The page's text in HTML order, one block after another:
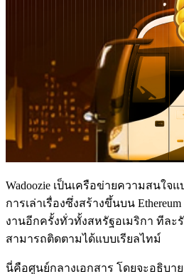
Wadoozie เป็นเครือข่ายความสนใ
การเล่าเรื่องซึ่งสร้างขึ้นบน
งานอีกครั้งทั่วทั้งสหรัฐอเมริกา ทีล
สามารถติดตามได้แบบเรียลไทม์
นี่คือศูนย์กลางเอกสาร โดยจะอธิบาย